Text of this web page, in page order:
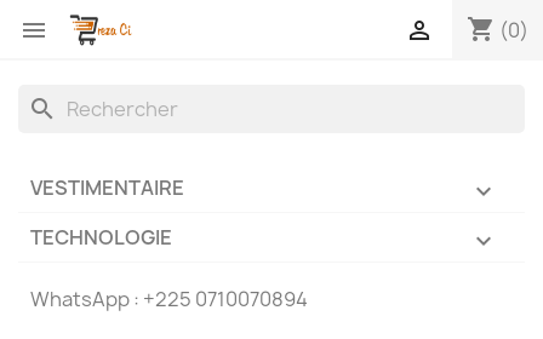
 shopping_cart (0)

search

VESTIMENTAIRE

TECHNOLOGIE
WhatsApp : +225 0710070894